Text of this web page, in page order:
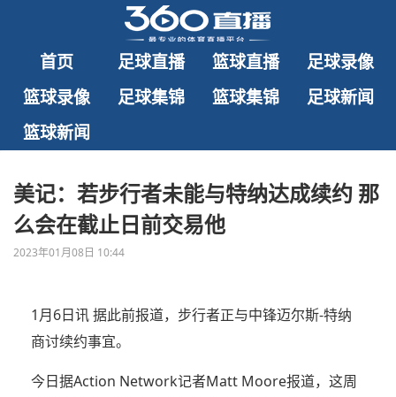
首页 足球直播 篮球直播
足球录像
篮球录像
足球集锦 篮球集锦
足球新闻
篮球新闻
美记：若步行者未能与特纳达成续约 那
么会在截止日前交易他
2023年01月08日 10:44
1月6日讯 据此前报道，步行者正与中锋迈尔斯-特纳
商讨续约事宜。
今日据Action Network记者Matt Moore报道，这周